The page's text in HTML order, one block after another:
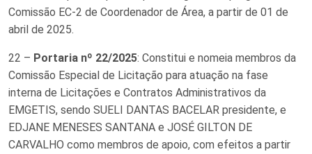
Comissão EC-2 de Coordenador de Área, a partir de 01 de
abril de 2025.
22 – Portaria nº 22/2025: Constitui e nomeia membros da
Comissão Especial de Licitação para atuação na fase
interna de Licitações e Contratos Administrativos da
EMGETIS, sendo SUELI DANTAS BACELAR presidente, e
EDJANE MENESES SANTANA e JOSÉ GILTON DE
CARVALHO como membros de apoio, com efeitos a partir